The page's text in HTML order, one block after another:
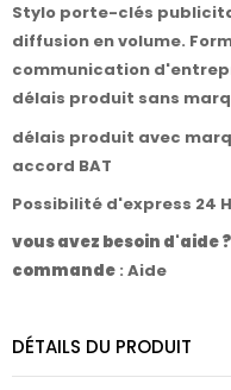
Stylo porte-clés
diffusion en volume.
communication
délais produit sans
délais produit avec
accord BAT
Possibilité d'express 24
vous avez besoin d'aide
commande : Aide
DÉTAILS DU PRODUIT